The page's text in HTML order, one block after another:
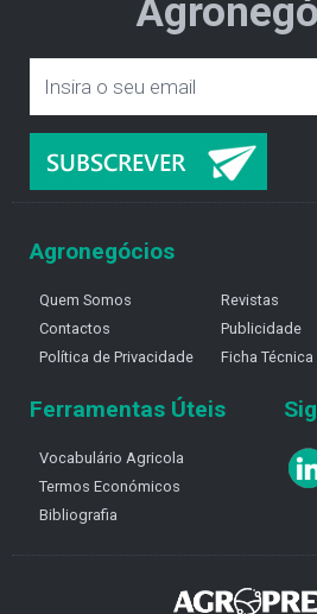
Agronegócios
Quem Somos
Contactos
Política de Privacidade
Revistas
Publicidade
Ficha Técnica
Ferramentas Úteis
Vocabulário Agricola
Termos Económicos
Bibliografia